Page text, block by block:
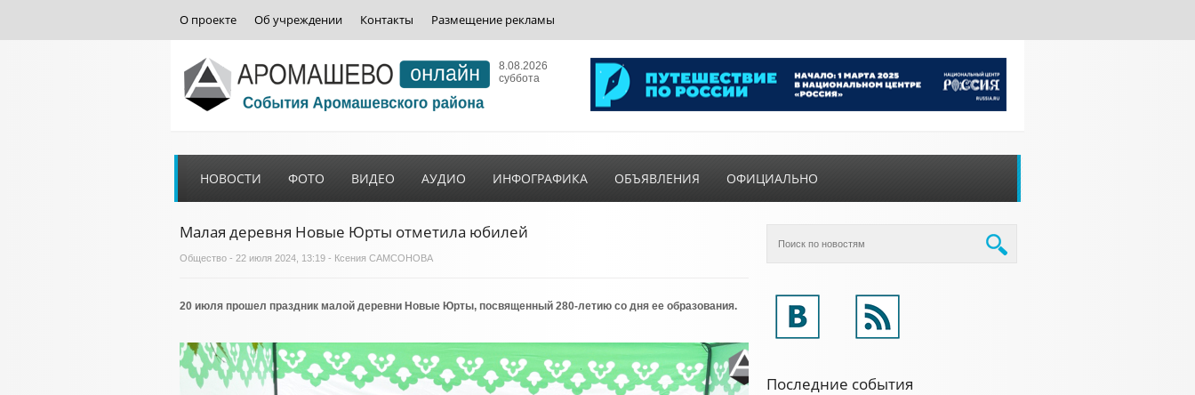
О проекте Об учреждении Контакты Размещение рекламы
8.08.2026
суббота
НОВОСТИ ФОТО ВИДЕО АУДИО ИНФОГРАФИКА ОБЪЯВЛЕНИЯ ОФИЦИАЛЬНО
Малая деревня Новые Юрты отметила юбилей
Общество - 22 июля 2024, 13:19 - Ксения САМСОНОВА
20 июля прошел праздник малой деревни Новые Юрты, посвященный 280-летию со дня ее образования.
Последние события